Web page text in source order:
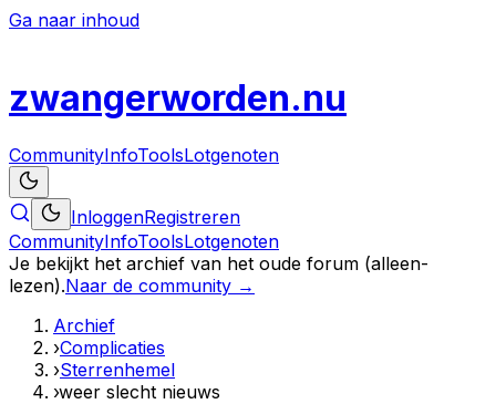
Ga naar inhoud
zwangerworden.nu
CommunityInfoToolsLotgenoten
InloggenRegistreren
CommunityInfoToolsLotgenoten
Je bekijkt het archief van het oude forum (alleen-
lezen).Naar de community →
Archief
›Complicaties
›Sterrenhemel
›weer slecht nieuws